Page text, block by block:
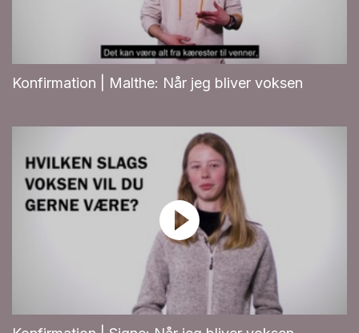
Konfirmation | Malthe: Når jeg bliver voksen